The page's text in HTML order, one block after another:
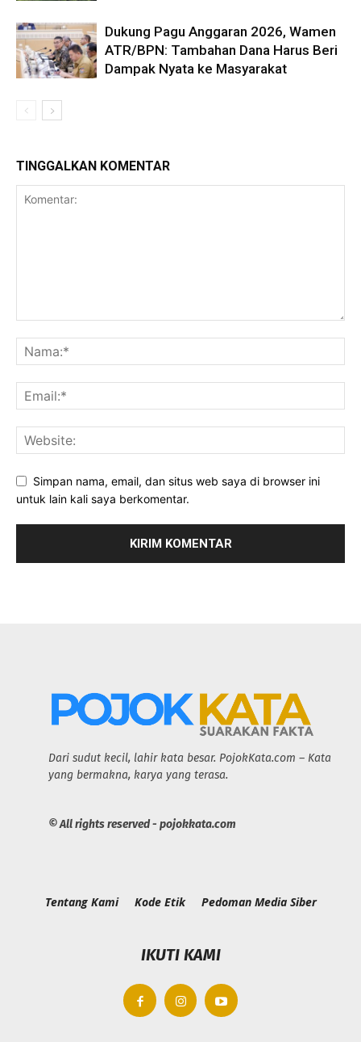
Dukung Pagu Anggaran 2026, Wamen
ATR/BPN: Tambahan Dana Harus Beri
Dampak Nyata ke Masyarakat
TINGGALKAN KOMENTAR
Simpan nama, email, dan situs web saya di browser ini
untuk lain kali saya berkomentar.
Dari sudut kecil, lahir kata besar. PojokKata.com – Kata
yang bermakna, karya yang terasa.
© All rights reserved - pojokkata.com
Tentang Kami Kode Etik Pedoman Media Siber
IKUTI KAMI